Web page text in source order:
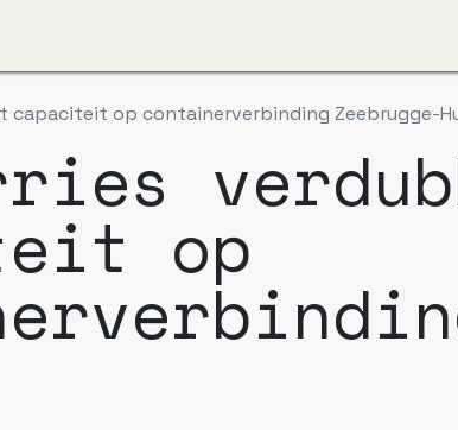
capaciteit op containerverbinding Zeebrugge-
op